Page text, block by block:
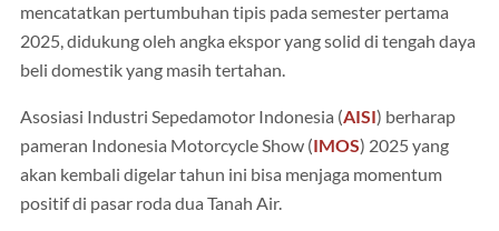
mencatatkan pertumbuhan tipis pada semester pertama
2025, didukung oleh angka ekspor yang solid di tengah daya
beli domestik yang masih tertahan.
Asosiasi Industri Sepedamotor Indonesia (AISI) berharap
pameran Indonesia Motorcycle Show (IMOS) 2025 yang
akan kembali digelar tahun ini bisa menjaga momentum
positif di pasar roda dua Tanah Air.